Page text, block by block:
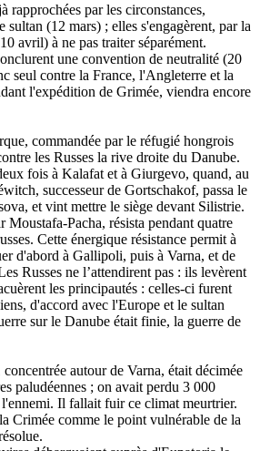
rapprochées par les circonstances,
sultan (12 mars) ; elles s'engagèrent, par la
avril) à ne pas traiter séparément.
une convention de neutralité (20
seul contre la France, l'Angleterre et la
l'expédition de Grimée, viendra encore
commandée par le réfugié hongrois
les Russes la rive droite du Danube.
fois à Kalafat et à Giurgevo, quand, au
successeur de Gortschakof, passa le
et vint mettre le siège devant Silistrie.
Moustafa-Pacha, résista pendant quatre
Cette énergique résistance permit à
d'abord à Gallipoli, puis à Varna, et de
Russes ne l’attendirent pas : ils levèrent
les principautés : celles-ci furent
d'accord avec l'Europe et le sultan
sur le Danube était finie, la guerre de
autour de Varna, était décimée
paludéennes ; on avait perdu 3 000
l'ennemi. Il fallait fuir ce climat meurtrier.
Crimée comme le point vulnérable de la